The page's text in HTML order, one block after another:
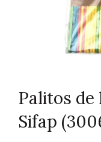
Palitos
Sifap